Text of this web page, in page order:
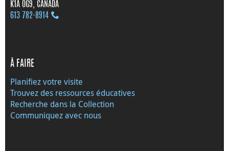
K1A 0G9, CANADA
613 782‑8914
À FAIRE
Planifiez votre visite
Trouvez des ressources éducatives
Recherche dans la Collection
Communiquez avec nous